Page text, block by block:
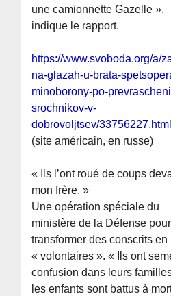
une camionnette Gazelle »,
indique le rapport.
https://www.svoboda.org/a/
na-glazah-u-brata-
minoborony-po-
srochnikov-v-
dobrovoljtsev/33756227.html
(site américain, en russe)
« Ils l’ont roué de coups
mon frère. »
Une opération spéciale du
ministère de la Défense pour
transformer des conscrits en
« volontaires ». « Ils ont
confusion dans leurs
les enfants sont battus à